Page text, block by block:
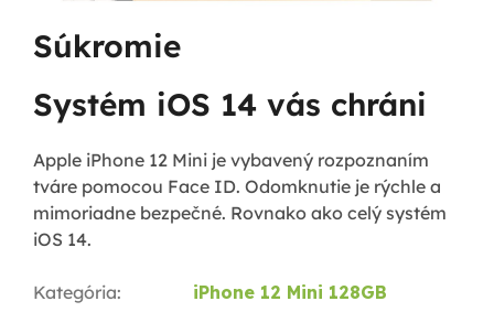
Súkromie
Systém iOS 14 vás chráni
Apple iPhone 12 Mini je vybavený rozpoznaním
tváre pomocou Face ID. Odomknutie je rýchle a
mimoriadne bezpečné. Rovnako ako celý systém
iOS 14.
Kategória:
iPhone 12 Mini 128GB